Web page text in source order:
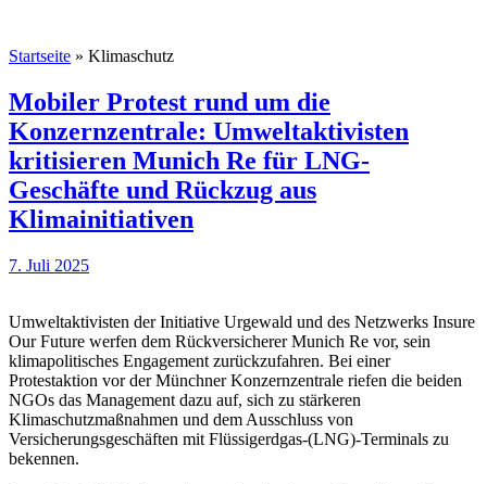
Startseite » Klimaschutz
Mobiler Protest rund um die
Konzernzentrale: Umweltaktivisten
kritisieren Munich Re für LNG-
Geschäfte und Rückzug aus
Klimainitiativen
7. Juli 2025
Umweltaktivisten der Initiative Urgewald und des Netzwerks Insure
Our Future werfen dem Rückversicherer Munich Re vor, sein
klimapolitisches Engagement zurückzufahren. Bei einer
Protestaktion vor der Münchner Konzernzentrale riefen die beiden
NGOs das Management dazu auf, sich zu stärkeren
Klimaschutzmaßnahmen und dem Ausschluss von
Versicherungsgeschäften mit Flüssigerdgas-(LNG)-Terminals zu
bekennen.